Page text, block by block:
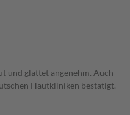
und glättet angenehm. Auch
Hautkliniken bestätigt.